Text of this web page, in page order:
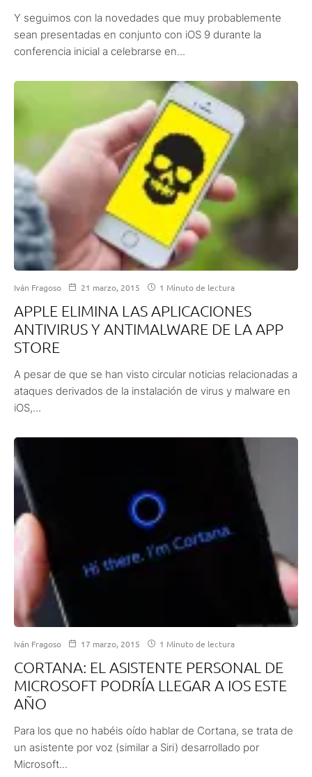
Y seguimos con la novedades que muy probablemente
sean presentadas en conjunto con iOS 9 durante la
conferencia inicial a celebrarse en...
Iván Fragoso 21 marzo, 2015 1 Minuto de lectura
APPLE ELIMINA LAS APLICACIONES
ANTIVIRUS Y ANTIMALWARE DE LA APP
STORE
A pesar de que se han visto circular noticias relacionadas a
ataques derivados de la instalación de virus y malware en
iOS,...
Iván Fragoso 17 marzo, 2015 1 Minuto de lectura
CORTANA: EL ASISTENTE PERSONAL DE
MICROSOFT PODRÍA LLEGAR A IOS ESTE
AÑO
Para los que no habéis oído hablar de Cortana, se trata de
un asistente por voz (similar a Siri) desarrollado por
Microsoft...